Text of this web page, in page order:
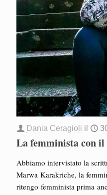
Dania Ceragioli il
La femminista con il
Abbiamo intervistato la
Marwa Karakriche, la
ritengo femminista prima